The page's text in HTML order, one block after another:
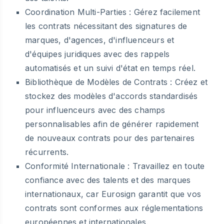
Coordination Multi-Parties : Gérez facilement
les contrats nécessitant des signatures de
marques, d'agences, d'influenceurs et
d'équipes juridiques avec des rappels
automatisés et un suivi d'état en temps réel.
Bibliothèque de Modèles de Contrats : Créez et
stockez des modèles d'accords standardisés
pour influenceurs avec des champs
personnalisables afin de générer rapidement
de nouveaux contrats pour des partenaires
récurrents.
Conformité Internationale : Travaillez en toute
confiance avec des talents et des marques
internationaux, car Eurosign garantit que vos
contrats sont conformes aux réglementations
européennes et internationales.